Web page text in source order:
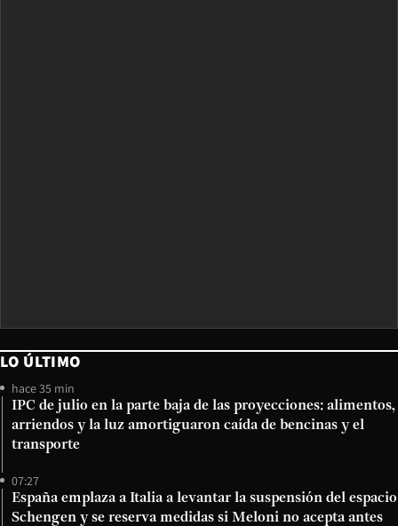
LO ÚLTIMO
hace 35 min
IPC de julio en la parte baja de las proyecciones: alimentos,
arriendos y la luz amortiguaron caída de bencinas y el
transporte
07:27
España emplaza a Italia a levantar la suspensión del espacio
Schengen y se reserva medidas si Meloni no acepta antes